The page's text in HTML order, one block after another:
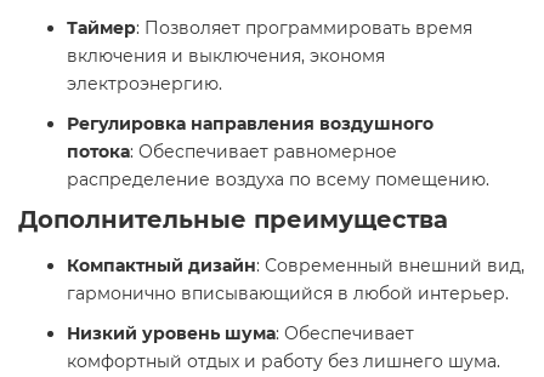
Таймер: Позволяет программировать время
включения и выключения, экономя
электроэнергию.​
Регулировка направления воздушного
потока: Обеспечивает равномерное
распределение воздуха по всему помещению.​
Дополнительные преимущества
Компактный дизайн: Современный внешний вид,
гармонично вписывающийся в любой интерьер.​
Низкий уровень шума: Обеспечивает
комфортный отдых и работу без лишнего шума.​